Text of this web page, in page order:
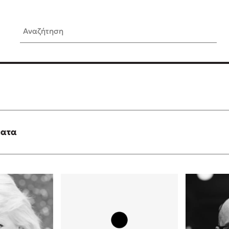
Αναζήτηση
είναι «το πρόβλημα»
Τι είναι η
Δανάη Δεληγεώργη απαντά!
Συγχαρητήρια, Πέθανες!